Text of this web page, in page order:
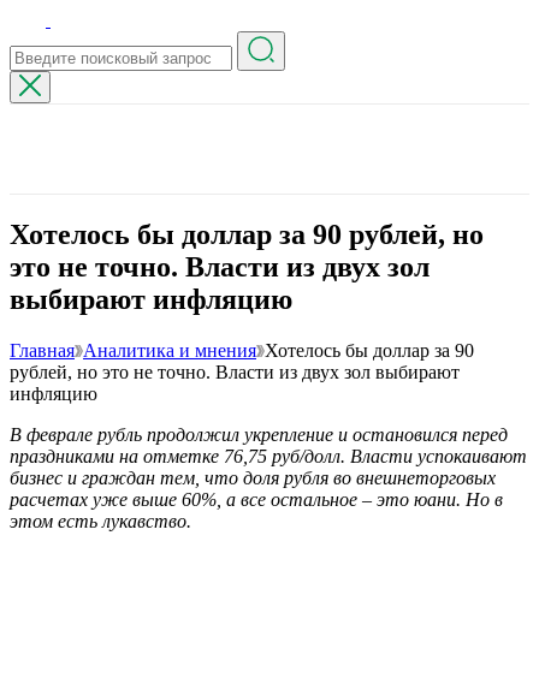
Хотелось бы доллар за 90 рублей, но
это не точно. Власти из двух зол
выбирают инфляцию
Главная Аналитика и мнения Хотелось бы доллар за 90
рублей, но это не точно. Власти из двух зол выбирают
инфляцию
В феврале рубль продолжил укрепление и остановился перед
праздниками на отметке 76,75 руб/долл. Власти успокаивают
бизнес и граждан тем, что доля рубля во внешнеторговых
расчетах уже выше 60%, а все остальное – это юани. Но в
этом есть лукавство.